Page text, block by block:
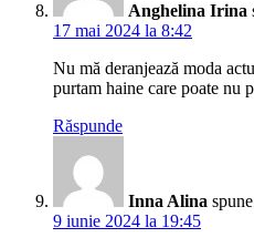
Anghelina Irina
17 mai 2024 la 8:42
Nu mă deranjează moda
purtam haine care poate nu
Răspunde
Inna Alina
9 iunie 2024 la 19:45